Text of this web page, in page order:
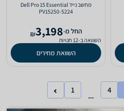
מחשב נייד Dell Pro 15 Essential
PV15250-5224
‫החל מ-3,198
₪
השוואה ב-12 חנויות
השוואת מחירים
1
...
4